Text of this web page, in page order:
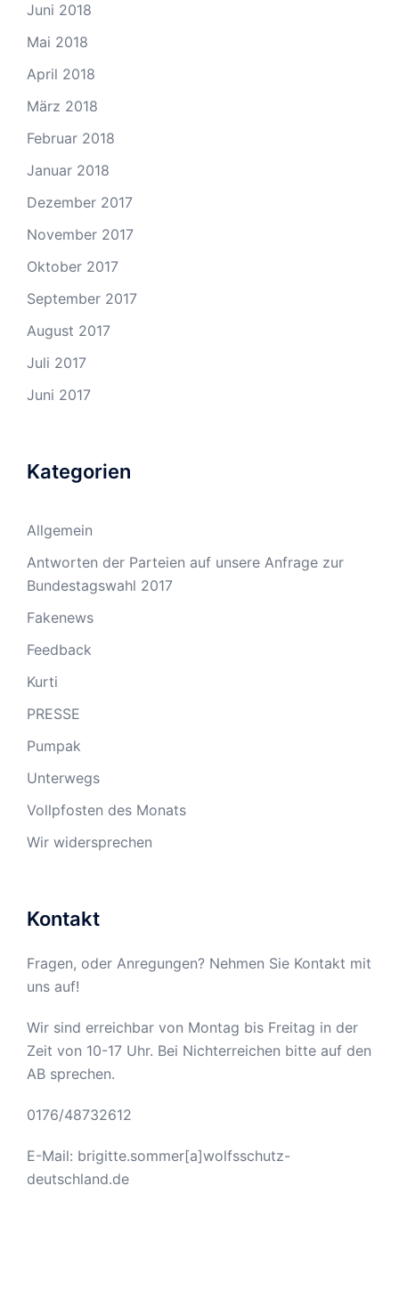
Juni 2018
Mai 2018
April 2018
März 2018
Februar 2018
Januar 2018
Dezember 2017
November 2017
Oktober 2017
September 2017
August 2017
Juli 2017
Juni 2017
Kategorien
Allgemein
Antworten der Parteien auf unsere Anfrage zur
Bundestagswahl 2017
Fakenews
Feedback
Kurti
PRESSE
Pumpak
Unterwegs
Vollpfosten des Monats
Wir widersprechen
Kontakt
Fragen, oder Anregungen? Nehmen Sie Kontakt mit
uns auf!
Wir sind erreichbar von Montag bis Freitag in der
Zeit von 10-17 Uhr. Bei Nichterreichen bitte auf den
AB sprechen.
0176/48732612
E-Mail: brigitte.sommer[a]wolfsschutz-
deutschland.de